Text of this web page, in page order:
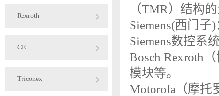
Rexroth
GE
Triconex
（TMR）结构
Siemens(西门子
Siemens数控系
Bosch Rexroth
模块等。
Motorola（摩托